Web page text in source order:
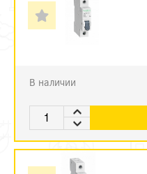
В наличии